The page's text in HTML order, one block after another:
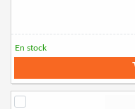
En stock